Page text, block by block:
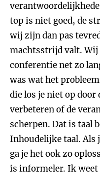
top is niet goed, de
wij zijn dan pas
machtsstrijd valt.
conferentie net zo
was wat het
die los je niet op
verbeteren of de
scherpen. Dat is taal
Inhoudelijke taal. Als
ga je het ook zo
is informeler. Ik